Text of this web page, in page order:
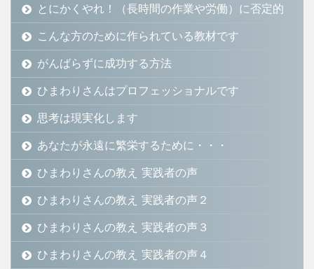
とにかくやれ！（長時間の作業や労働）に否定的
こんな方のために作られている教材です
がんばらずに成功する方法
ひまわりさんはプロフェッショナルです
思考は現実化します
あなたが永遠に繁栄するために・・・
ひまわりさんの教え 実践者の声
ひまわりさんの教え 実践者の声２
ひまわりさんの教え 実践者の声３
ひまわりさんの教え 実践者の声４